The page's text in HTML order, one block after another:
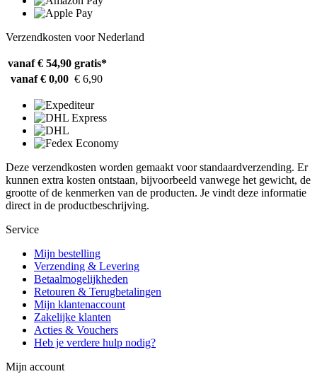
Verzendkosten voor Nederland
vanaf € 54,90 gratis*
vanaf € 0,00 € 6,90
Deze verzendkosten worden gemaakt voor standaardverzending. Er
kunnen extra kosten ontstaan, bijvoorbeeld vanwege het gewicht, de
grootte of de kenmerken van de producten. Je vindt deze informatie
direct in de productbeschrijving.
Service
Mijn bestelling
Verzending & Levering
Betaalmogelijkheden
Retouren & Terugbetalingen
Mijn klantenaccount
Zakelijke klanten
Acties & Vouchers
Heb je verdere hulp nodig?
Mijn account